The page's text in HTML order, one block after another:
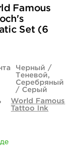
1 400 руб.
купить
Famous
Set (6
Черный /
Теневой,
Серебряный
/ Серый
World Famous
Tattoo Ink